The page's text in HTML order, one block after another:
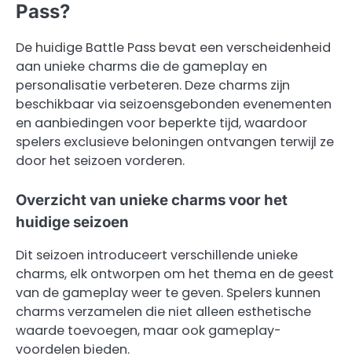
Pass?
De huidige Battle Pass bevat een verscheidenheid
aan unieke charms die de gameplay en
personalisatie verbeteren. Deze charms zijn
beschikbaar via seizoensgebonden evenementen
en aanbiedingen voor beperkte tijd, waardoor
spelers exclusieve beloningen ontvangen terwijl ze
door het seizoen vorderen.
Overzicht van unieke charms voor het
huidige seizoen
Dit seizoen introduceert verschillende unieke
charms, elk ontworpen om het thema en de geest
van de gameplay weer te geven. Spelers kunnen
charms verzamelen die niet alleen esthetische
waarde toevoegen, maar ook gameplay-
voordelen bieden.